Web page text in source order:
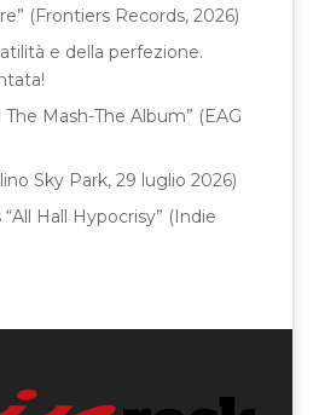
(Frontiers Records, 2026)
e della perfezione.
Mash-The Album” (EAG
Sky Park, 29 luglio 2026)
Hall Hypocrisy” (Indie